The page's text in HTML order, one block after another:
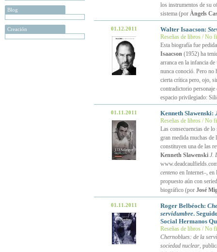
Blog
Creación
los instrumentos de su
sistema (por Àngels
01.12.2011 Walter Isaacson:
Reseñas de libros / No
Esta biografía fue
Isaacson(1952) ha
arranca en la infancia
nunca conoció. Pero no
cierta crítica pero, ojo,
contradictorio personaje
espacio privilegiado:
01.11.2011 Kenneth Slawenski:
Reseñas de libros / No
Las consecuencias de
gran medida muchas de
constituyen una de las
Kenneth Slawenski J.
centenoen Internet–, en
propuesto aún con
biográfico (por José
01.11.2011 Roger Belbéoch:
servidumbre.
Social Hermanos
Reseñas de libros / No
Chernoblues: de la
sociedad nuclear,